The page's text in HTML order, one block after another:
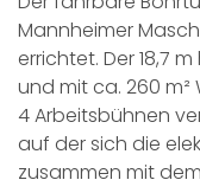
Mannheimer
errichtet. Der 18,7
und mit ca. 260
4 Arbeitsbühnen
auf der sich die
zusammen mit